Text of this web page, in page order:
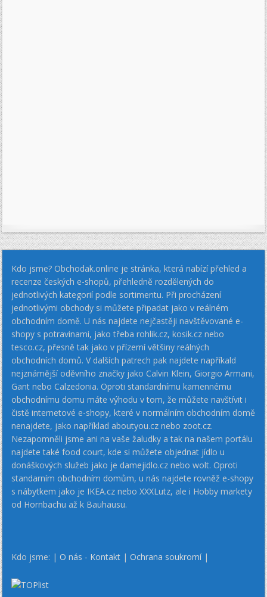
Kdo jsme? Obchodak.online je stránka, která nabízí přehled a
recenze českých e-shopů, přehledně rozdělených do
jednotlivých kategorií podle sortimentu. Při procházení
jednotlivými obchody si můžete připadat jako v reálném
obchodním domě. U nás najdete nejčastěji navštěvované e-
shopy s potravinami, jako třeba rohlik.cz, kosik.cz nebo
tesco.cz, přesně tak jako v přízemí většiny reálných
obchodních domů. V dalších patrech pak najdete napříkald
nejznámější oděvního značky jako Calvin Klein, Giorgio Armani,
Gant nebo Calzedonia. Oproti standardnímu kamennému
obchodnímu domu máte výhodu v tom, že můžete navštívit i
čistě internetové e-shopy, které v normálním obchodním domě
nenajdete, jako například aboutyou.cz nebo zoot.cz.
Nezapomněli jsme ani na vaše žaludky a tak na našem portálu
najdete také food court, kde si můžete objednat jídlo u
donáškových služeb jako je damejidlo.cz nebo wolt. Oproti
standarním obchodním domům, u nás najdete rovněž e-shopy
s nábytkem jako je IKEA.cz nebo XXXLutz, ale i Hobby markety
od Hornbachu až k Bauhausu.
Kdo jsme: |O nás - Kontakt |Ochrana soukromí|